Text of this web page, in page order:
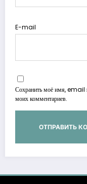
E-mail
Сохранить моё имя, email
моих комментариев.